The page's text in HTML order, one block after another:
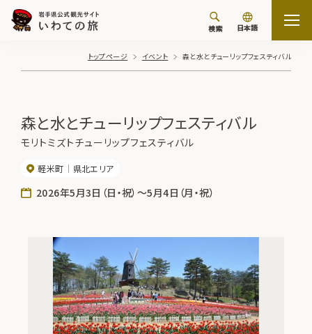
検索 日本語
トップページ イベント 森と水とチューリップフェスティバル
森と水とチューリップフェスティバル
モリトミズトチューリップフェスティバル
軽米町 県北エリア
2026年5月3日（日・祝）～5月4日（月・祝）